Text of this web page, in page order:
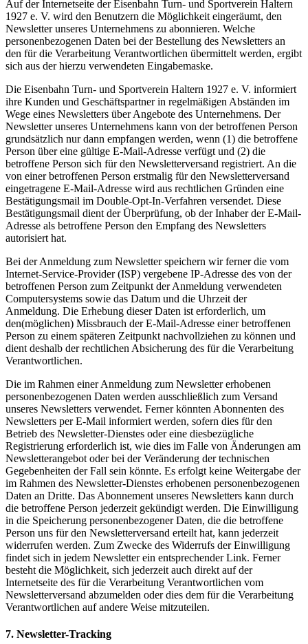
Auf der Internetseite der Eisenbahn Turn- und Sportverein Haltern
1927 e. V. wird den Benutzern die Möglichkeit eingeräumt, den
Newsletter unseres Unternehmens zu abonnieren. Welche
personenbezogenen Daten bei der Bestellung des Newsletters an
den für die Verarbeitung Verantwortlichen übermittelt werden, ergibt
sich aus der hierzu verwendeten Eingabemaske.
Die Eisenbahn Turn- und Sportverein Haltern 1927 e. V. informiert
ihre Kunden und Geschäftspartner in regelmäßigen Abständen im
Wege eines Newsletters über Angebote des Unternehmens. Der
Newsletter unseres Unternehmens kann von der betroffenen Person
grundsätzlich nur dann empfangen werden, wenn (1) die betroffene
Person über eine gültige E-Mail-Adresse verfügt und (2) die
betroffene Person sich für den Newsletterversand registriert. An die
von einer betroffenen Person erstmalig für den Newsletterversand
eingetragene E-Mail-Adresse wird aus rechtlichen Gründen eine
Bestätigungsmail im Double-Opt-In-Verfahren versendet. Diese
Bestätigungsmail dient der Überprüfung, ob der Inhaber der E-Mail-
Adresse als betroffene Person den Empfang des Newsletters
autorisiert hat.
Bei der Anmeldung zum Newsletter speichern wir ferner die vom
Internet-Service-Provider (ISP) vergebene IP-Adresse des von der
betroffenen Person zum Zeitpunkt der Anmeldung verwendeten
Computersystems sowie das Datum und die Uhrzeit der
Anmeldung. Die Erhebung dieser Daten ist erforderlich, um
den(möglichen) Missbrauch der E-Mail-Adresse einer betroffenen
Person zu einem späteren Zeitpunkt nachvollziehen zu können und
dient deshalb der rechtlichen Absicherung des für die Verarbeitung
Verantwortlichen.
Die im Rahmen einer Anmeldung zum Newsletter erhobenen
personenbezogenen Daten werden ausschließlich zum Versand
unseres Newsletters verwendet. Ferner könnten Abonnenten des
Newsletters per E-Mail informiert werden, sofern dies für den
Betrieb des Newsletter-Dienstes oder eine diesbezügliche
Registrierung erforderlich ist, wie dies im Falle von Änderungen am
Newsletterangebot oder bei der Veränderung der technischen
Gegebenheiten der Fall sein könnte. Es erfolgt keine Weitergabe der
im Rahmen des Newsletter-Dienstes erhobenen personenbezogenen
Daten an Dritte. Das Abonnement unseres Newsletters kann durch
die betroffene Person jederzeit gekündigt werden. Die Einwilligung
in die Speicherung personenbezogener Daten, die die betroffene
Person uns für den Newsletterversand erteilt hat, kann jederzeit
widerrufen werden. Zum Zwecke des Widerrufs der Einwilligung
findet sich in jedem Newsletter ein entsprechender Link. Ferner
besteht die Möglichkeit, sich jederzeit auch direkt auf der
Internetseite des für die Verarbeitung Verantwortlichen vom
Newsletterversand abzumelden oder dies dem für die Verarbeitung
Verantwortlichen auf andere Weise mitzuteilen.
7. Newsletter-Tracking